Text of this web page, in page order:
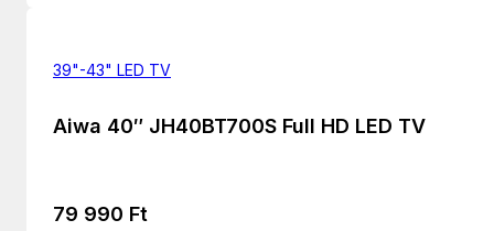
39"-43" LED TV
Aiwa 40″ JH40BT700S Full HD LED TV
79 990 Ft